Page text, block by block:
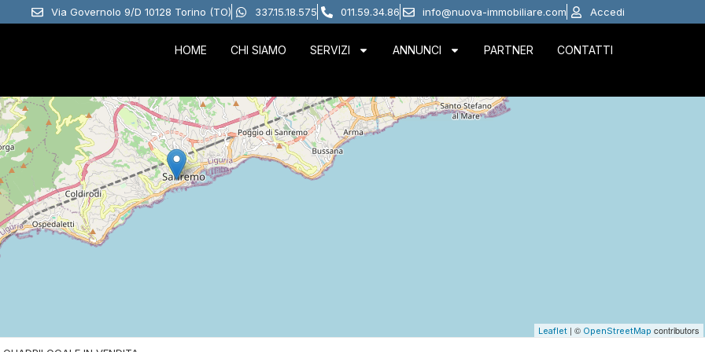
Via Governolo 9/D 10128 Torino (TO) 337.15.18.575 011.59.34.86 info@nuova-immobiliare.com Accedi
HOME CHI SIAMO SERVIZI ANNUNCI PARTNER CONTATTI
Leaflet | © OpenStreetMap contributors